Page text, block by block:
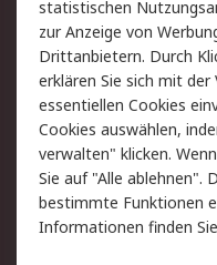
Hilfe
Rechtliches
RS Verkaufs- und
Lieferbedingungen
Cookie-Richtlinie
Impressum
statistischen
zur Anzeige von
Drittanbietern. Durch
erklären Sie sich mit
essentiellen Cookies
Cookies auswählen,
verwalten" klicken.
Sie auf "Alle ablehnen".
bestimmte Funktionen
Informationen finden